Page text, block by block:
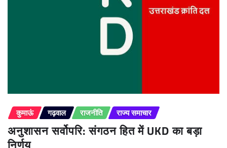
कुमाऊं गढ़वाल राजनीति राज्य समाचार
अनुशासन सर्वोपरि: संगठन हित में UKD का बड़ा